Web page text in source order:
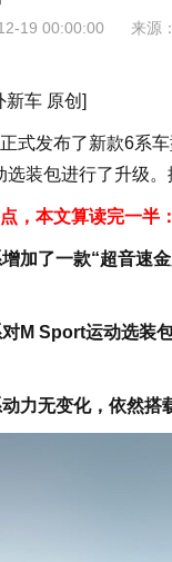
19 00:00:00 来源：
车 原创]
发布了新款6系车
选装包进行了升级
本文算读完一半：
了一款“超音速金
Sport运动选装包
力无变化，依然搭